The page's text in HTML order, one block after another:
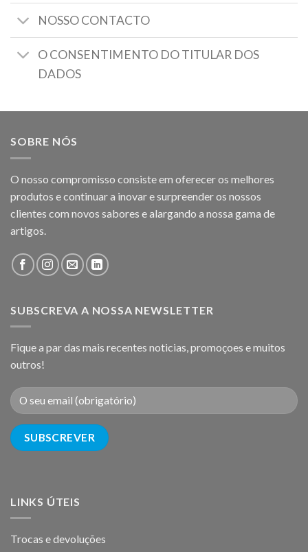
NOSSO CONTACTO
O CONSENTIMENTO DO TITULAR DOS
DADOS
SOBRE NÓS
O nosso compromisso consiste em oferecer os melhores
produtos e continuar a inovar e surpreender os nossos
clientes com novos sabores e alargando a nossa gama de
artigos.
SUBSCREVA A NOSSA NEWSLETTER
Fique a par das mais recentes noticias, promoçoes e muitos
outros!
LINKS ÚTEIS
Trocas e devoluções